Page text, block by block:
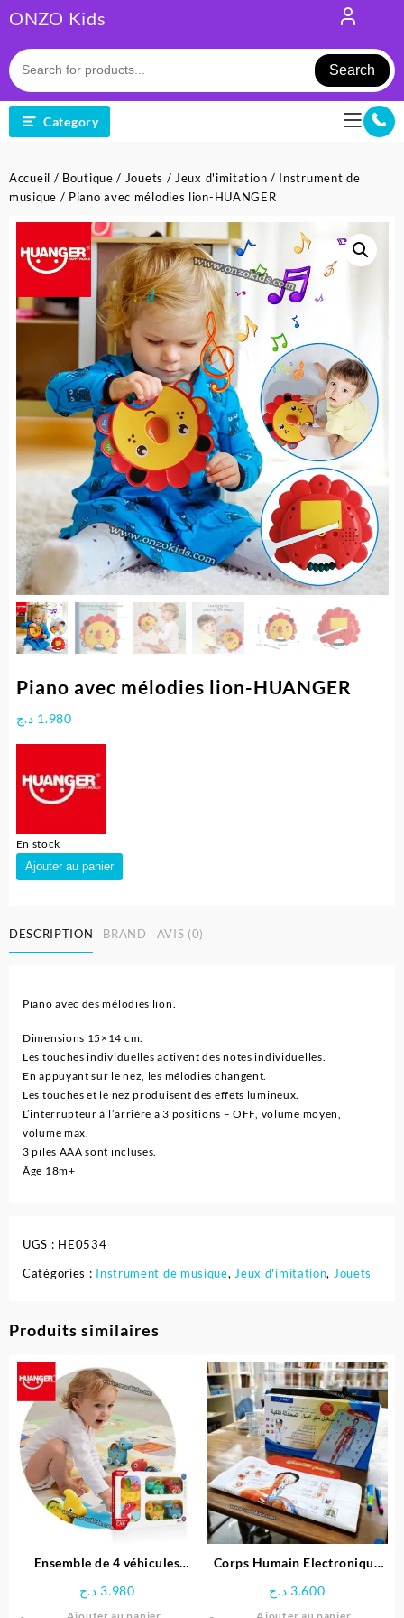
to
content
ONZO Kids
Search
Category
Accueil / Boutique / Jouets / Jeux d'imitation / Instrument de
musique / Piano avec mélodies lion-HUANGER
Piano avec mélodies lion-HUANGER
1.980 د.ج
En stock
quantité
de
mélodies
lion-
Ajouter au panier
DESCRIPTION BRAND AVIS (0)
Piano avec des mélodies lion.
Dimensions 15×14 cm.
Les touches individuelles activent des notes individuelles.
En appuyant sur le nez, les mélodies changent.
Les touches et le nez produisent des effets lumineux.
L’interrupteur à l’arrière a 3 positions – OFF, volume moyen,
volume max.
3 piles AAA sont incluses.
Âge 18m+
UGS : HE0534
Catégories : Instrument de musique, Jeux d'imitation, Jouets
Produits similaires
Ensemble de 4 véhicules
– HUANGER
3.980 د.ج
Corps Humain Electronique
3.600 د.ج